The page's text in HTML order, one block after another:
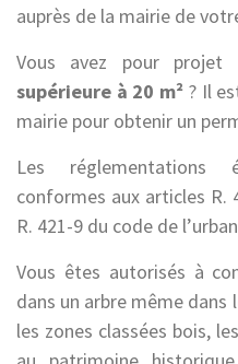
auprès de la mairie de
Vous avez pour projet
supérieure à 20 m² ? Il
mairie pour obtenir un
Les réglementations
conformes aux articles R.
R. 421-9 du code de
Vous êtes autorisés à
dans un arbre même dans
les zones classées bois,